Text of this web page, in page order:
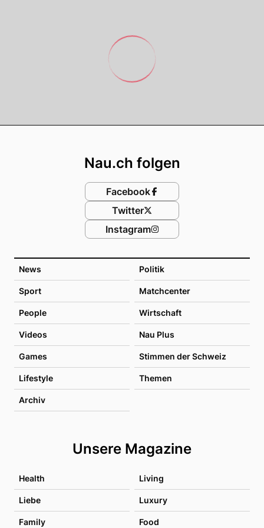
News Politik
Sport Matchcenter
People Wirtschaft
Videos Nau Plus
Games Stimmen der Schweiz
Lifestyle Themen
Archiv
Unsere Magazine
Health Living
Liebe Luxury
Family Food
Nau.ch folgen
Facebook
Twitter
Instagram